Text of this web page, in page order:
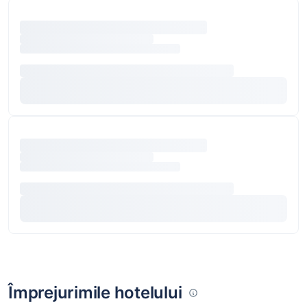
Împrejurimile hotelului